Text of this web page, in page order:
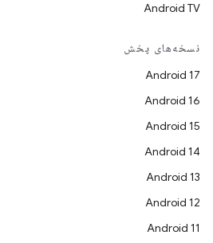
Android TV
نسخه‌های پخش
Android 17
Android 16
Android 15
Android 14
Android 13
Android 12
Android 11